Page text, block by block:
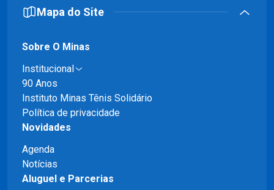
Mapa do Site
Sobre O Minas
Institucional
90 Anos
Instituto Minas Tênis Solidário
Política de privacidade
Novidades
Agenda
Notícias
Aluguel e Parcerias